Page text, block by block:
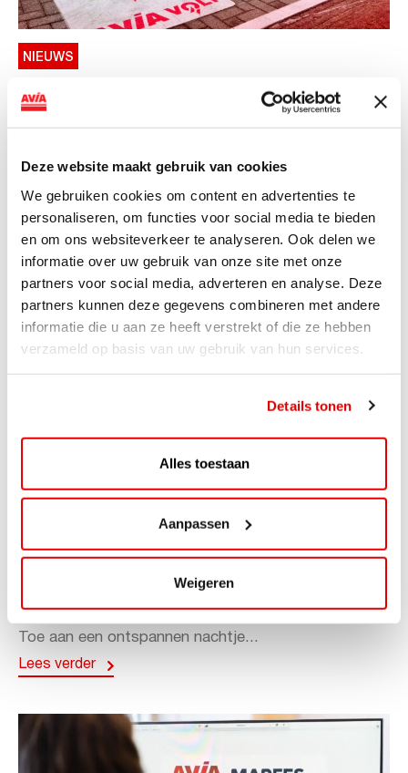
Deze website maakt gebruik van cookies
We gebruiken cookies om content en advertenties te
personaliseren, om functies voor social media te bieden
en om ons websiteverkeer te analyseren. Ook delen we
informatie over uw gebruik van onze site met onze
partners voor social media, adverteren en analyse. Deze
partners kunnen deze gegevens combineren met andere
informatie die u aan ze heeft verstrekt of die ze hebben
verzameld op basis van uw gebruik van hun services.
Details tonen
Alles toestaan
Aanpassen
Weigeren
NIEUWS
AVIA VOLT en Fletcher Hotels starten
van DC-snellaadinfrastructuur AVIA VOLT en...
ViaAVIA Super Deal: 20% korting bij
ViaLuxury Hotels
Toe aan een ontspannen nachtje...
Lees verder